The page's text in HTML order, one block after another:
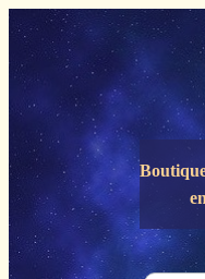
Panneau de gestion des